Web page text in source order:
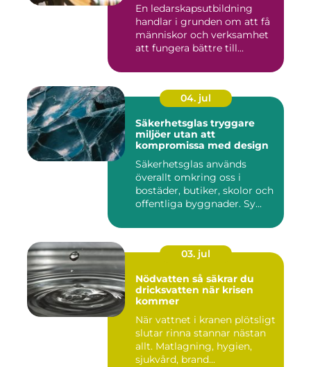
En ledarskapsutbildning
handlar i grunden om att få
människor och verksamhet
att fungera bättre till...
04. jul
Säkerhetsglas tryggare
miljöer utan att
kompromissa med design
Säkerhetsglas används
överallt omkring oss i
bostäder, butiker, skolor och
offentliga byggnader. Sy...
03. jul
Nödvatten så säkrar du
dricksvatten när krisen
kommer
När vattnet i kranen plötsligt
slutar rinna stannar nästan
allt. Matlagning, hygien,
sjukvård, brand...